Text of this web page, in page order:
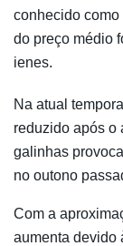
conhecido como
do preço médio
ienes.
Na atual
reduzido após o
galinhas
no outono
Com a
aumenta devido